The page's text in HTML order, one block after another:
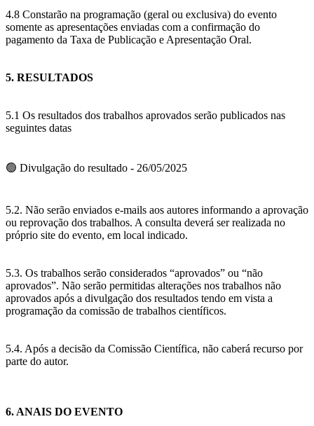
4.8 Constarão na programação (geral ou exclusiva) do evento
somente as apresentações enviadas com a confirmação do
pagamento da Taxa de Publicação e Apresentação Oral.
5. RESULTADOS
5.1 Os resultados dos trabalhos aprovados serão publicados nas
seguintes datas
🟢 Divulgação do resultado - 26/05/2025
5.2. Não serão enviados e-mails aos autores informando a aprovação
ou reprovação dos trabalhos. A consulta deverá ser realizada no
próprio site do evento, em local indicado.
5.3. Os trabalhos serão considerados “aprovados” ou “não
aprovados”. Não serão permitidas alterações nos trabalhos não
aprovados após a divulgação dos resultados tendo em vista a
programação da comissão de trabalhos científicos.
5.4. Após a decisão da Comissão Científica, não caberá recurso por
parte do autor.
6. ANAIS DO EVENTO